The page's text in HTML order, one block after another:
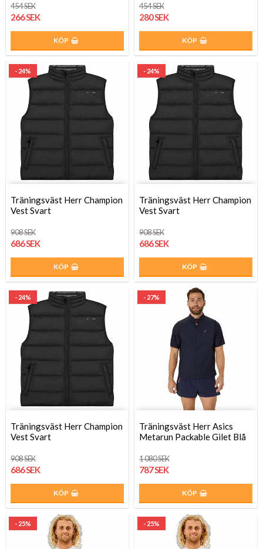
454 SEK
266 SEK
KÖP
454 SEK
280 SEK
KÖP
- 24%
Träningsväst Herr Champion
Vest Svart
908 SEK
686 SEK
KÖP
- 24%
Träningsväst Herr Champion
Vest Svart
908 SEK
686 SEK
KÖP
- 24%
Träningsväst Herr Champion
Vest Svart
908 SEK
686 SEK
KÖP
- 27%
Träningsväst Herr Asics
Metarun Packable Gilet Blå
1 080 SEK
787 SEK
KÖP
- 25% - 25%